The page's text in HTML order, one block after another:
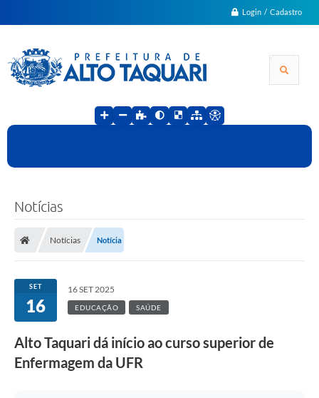
Login / Cadastro
Notícias
Notícias Notícia
SET
16
16 SET 2025
EDUCAÇÃO SAÚDE
Alto Taquari dá início ao curso superior de
Enfermagem da UFR